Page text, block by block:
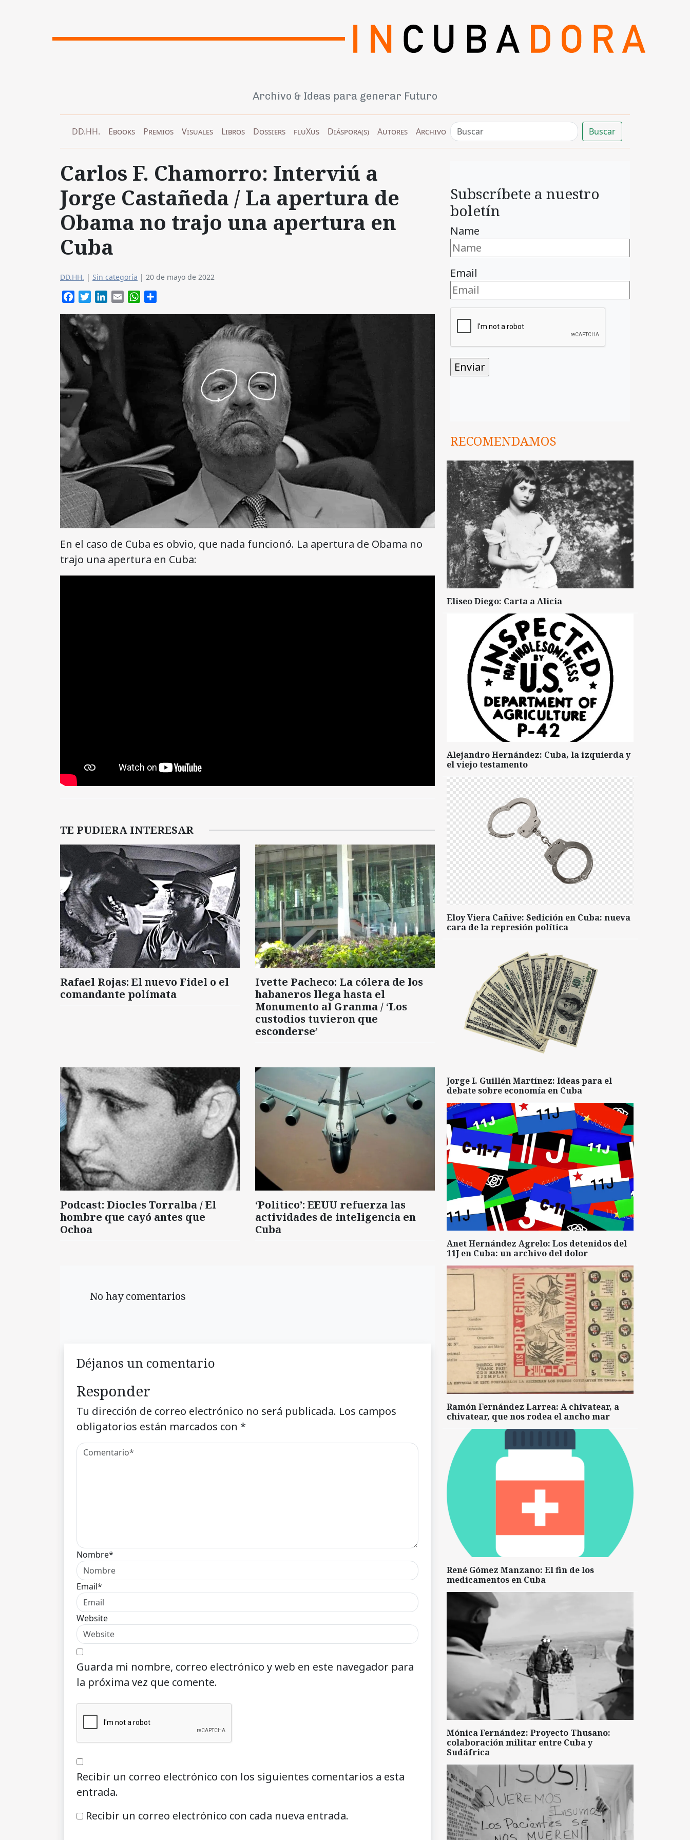
Archivo & Ideas para generar Futuro
DD.HH. Ebooks Premios Visuales Libros Dossiers fluXus Diáspora(s) Autores Archivo Buscar
Carlos F. Chamorro: Interviú a
Jorge Castañeda / La apertura de
Obama no trajo una apertura en
Cuba
DD.HH. | Sin categoría | 20 de mayo de 2022
FacebookTwitterLinkedIn
Email WhatsApp
En el caso de Cuba es obvio, que nada funcionó. La apertura de Obama no
trajo una apertura en Cuba:
TE PUDIERA INTERESAR
Rafael Rojas: El nuevo Fidel o el
comandante polímata
Ivette Pacheco: La cólera de los
habaneros llega hasta el
Monumento al Granma / ‘Los
custodios tuvieron que
esconderse’
Podcast: Diocles Torralba / El
hombre que cayó antes que
Ochoa
‘Politico’: EEUU refuerza las
actividades de inteligencia en
Cuba
No hay comentarios
Déjanos un comentario
Responder
Tu dirección de correo electrónico no será publicada. Los campos
obligatorios están marcados con *
Nombre*
Email*
Website
Guarda mi nombre, correo electrónico y web en este navegador para
la próxima vez que comente.
Recibir un correo electrónico con los siguientes comentarios a esta
entrada.
Recibir un correo electrónico con cada nueva entrada.
Subscríbete a nuestro
boletín
Name
Email
RECOMENDAMOS
Eliseo Diego: Carta a Alicia
Alejandro Hernández: Cuba, la izquierda y
el viejo testamento
Eloy Viera Cañive: Sedición en Cuba: nueva
cara de la represión política
Jorge I. Guillén Martínez: Ideas para el
debate sobre economía en Cuba
Anet Hernández Agrelo: Los detenidos del
11J en Cuba: un archivo del dolor
Ramón Fernández Larrea: A chivatear, a
chivatear, que nos rodea el ancho mar
René Gómez Manzano: El fin de los
medicamentos en Cuba
Mónica Fernández: Proyecto Thusano:
colaboración militar entre Cuba y
Sudáfrica